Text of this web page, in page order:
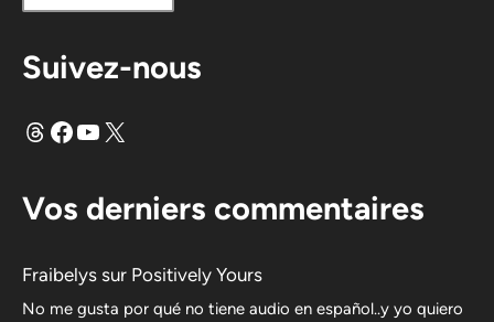
Suivez-nous
FilsFacebook
YouTube
X
Vos derniers commentaires
Fraibelys sur Positively Yours
No me gusta por qué no tiene audio en español..y yo quiero